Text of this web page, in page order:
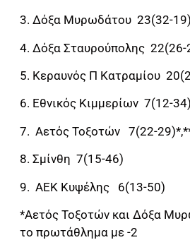
3. Δόξα Μυρωδάτου 23(32-
4. Δόξα Σταυρούπολης 22(26-
5. Κεραυνός Π Κατραμίου
6. Εθνικός Κιμμερίων 7(12-34)
7. Αετός Τοξοτών 7(22-
8. Σμίνθη 7(15-46)
9. ΑΕΚ Κυψέλης 6(13-50)
*Αετός Τοξοτών και Δόξα
το πρωτάθλημα με -2